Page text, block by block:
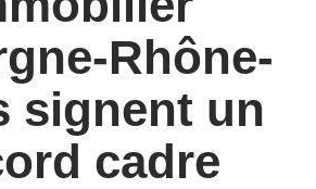
Rhône-
signent un
cadre